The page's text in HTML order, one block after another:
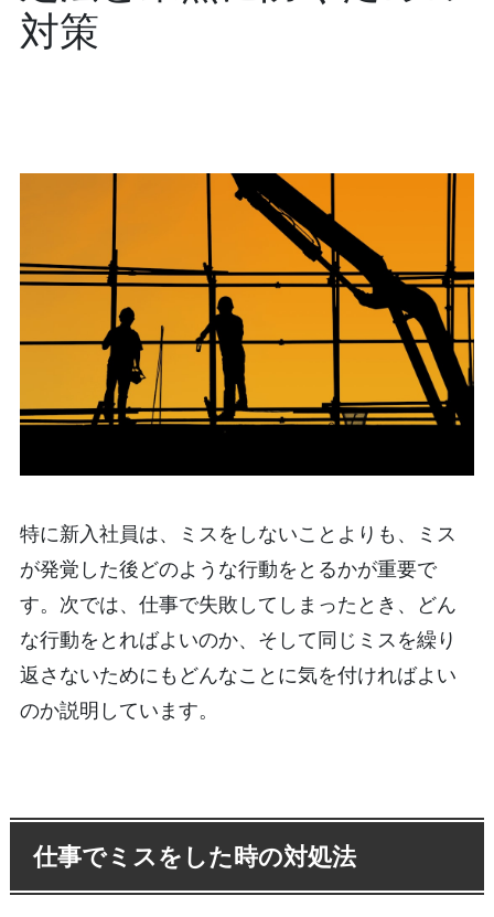
対策
特に新入社員は、ミスをしないことよりも、ミス
が発覚した後どのような行動をとるかが重要で
す。次では、仕事で失敗してしまったとき、どん
な行動をとればよいのか、そして同じミスを繰り
返さないためにもどんなことに気を付ければよい
のか説明しています。
仕事でミスをした時の対処法